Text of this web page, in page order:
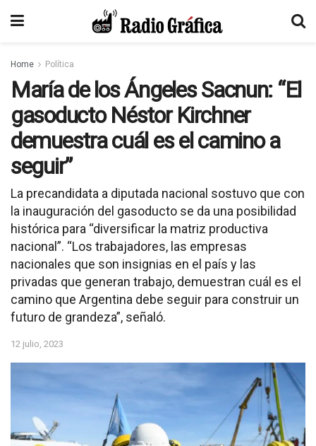
Home Política
María de los Ángeles Sacnun: “El
gasoducto Néstor Kirchner
demuestra cuál es el camino a
seguir”
La precandidata a diputada nacional sostuvo que con
la inauguración del gasoducto se da una posibilidad
histórica para “diversificar la matriz productiva
nacional”. “Los trabajadores, las empresas
nacionales que son insignias en el país y las
privadas que generan trabajo, demuestran cuál es el
camino que Argentina debe seguir para construir un
futuro de grandeza”, señaló.
12 julio, 2023